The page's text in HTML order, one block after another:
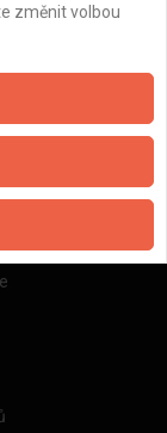
změnit volbou